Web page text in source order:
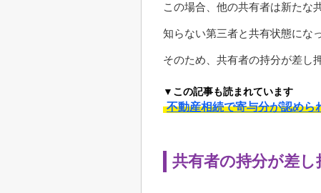
この場合、他の共有者は新たな
知らない第三者と共有状態にな
そのため、共有者の持分が差し
▼この記事も読まれています
不動産相続で寄与分が認めら
共有者の持分が差